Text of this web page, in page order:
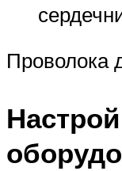
Проволока